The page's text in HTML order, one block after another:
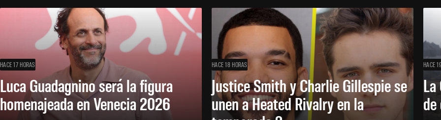
HACE 17 HORAS
Luca Guadagnino será la figura
homenajeada en Venecia 2026
HACE 18 HORAS
Justice Smith y Charlie Gillespie se
unen a Heated Rivalry en la
HACE